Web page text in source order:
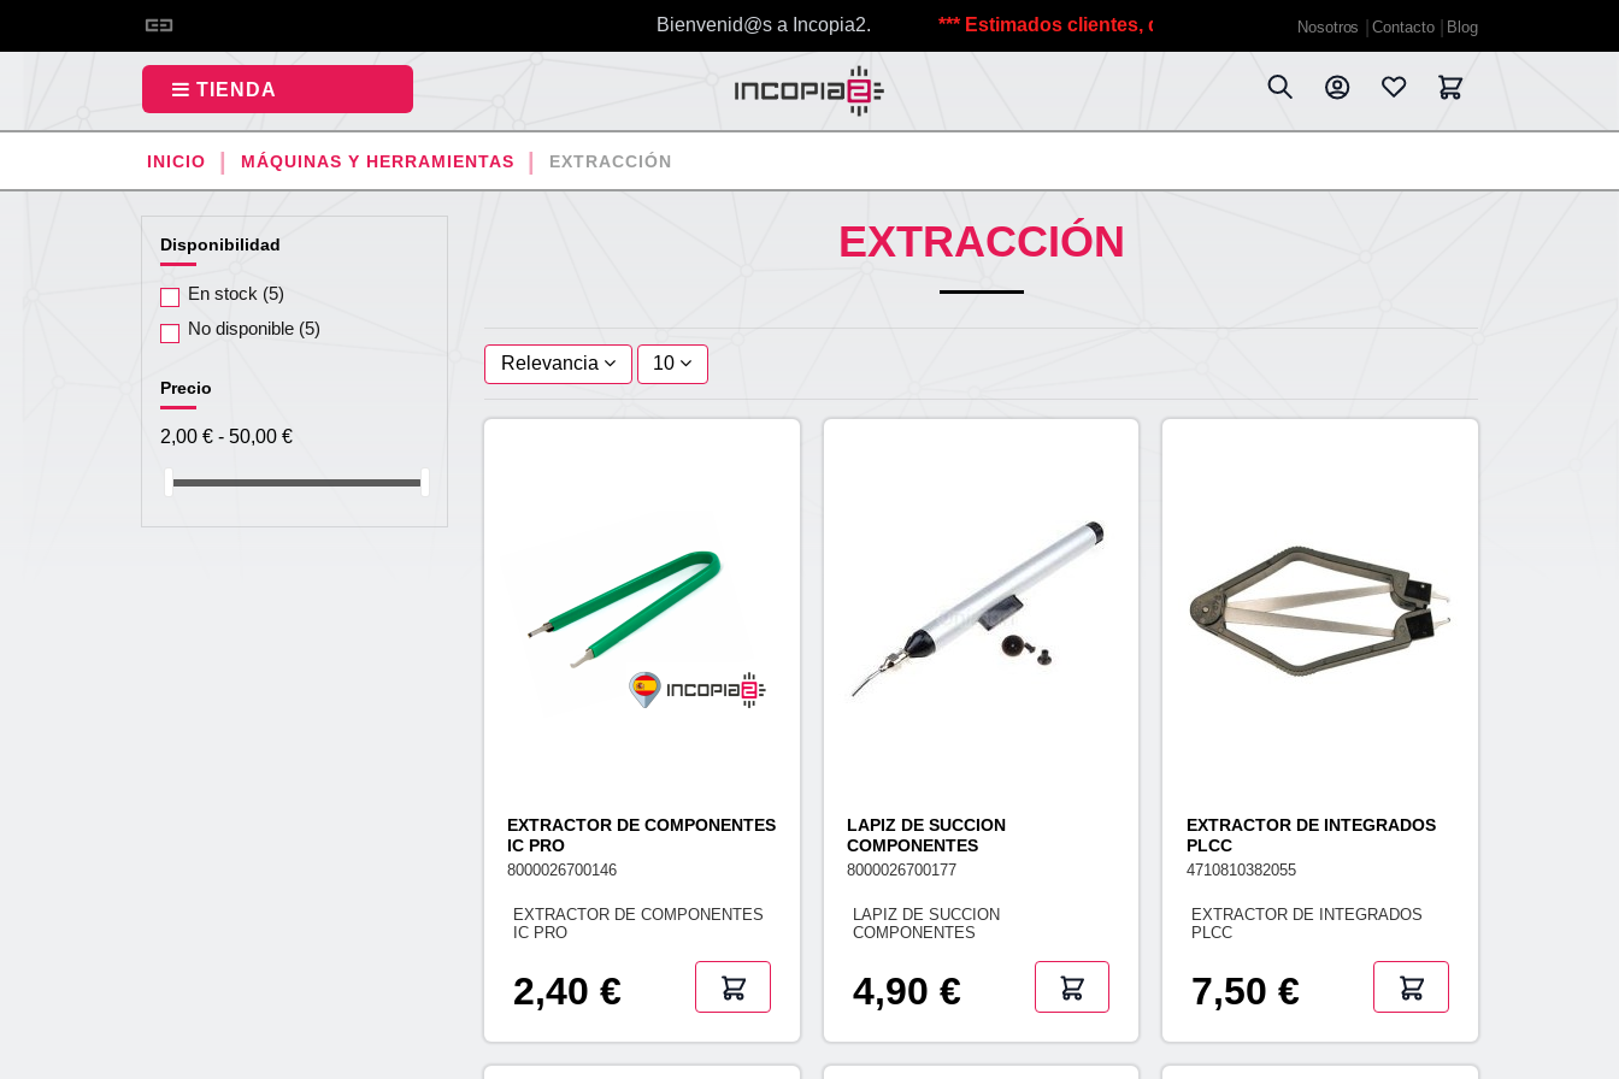
Bienvenid@s a Incopia2. *** Estimados clientes, debido a las vacaciones de verano planificadas
Nosotros Contacto Blog
TIENDA
INICIO MÁQUINAS Y HERRAMIENTAS EXTRACCIÓN
EXTRACCIÓN
Relevancia 10
EXTRACTOR DE COMPONENTES
IC PRO
8000026700146
EXTRACTOR DE COMPONENTES
IC PRO
2,40 €
LAPIZ DE SUCCION
COMPONENTES
8000026700177
LAPIZ DE SUCCION
COMPONENTES
4,90 €
EXTRACTOR DE INTEGRADOS
PLCC
4710810382055
EXTRACTOR DE INTEGRADOS
PLCC
7,50 €
Disponibilidad
En stock (5)
No disponible (5)
Precio
2,00 € - 50,00 €